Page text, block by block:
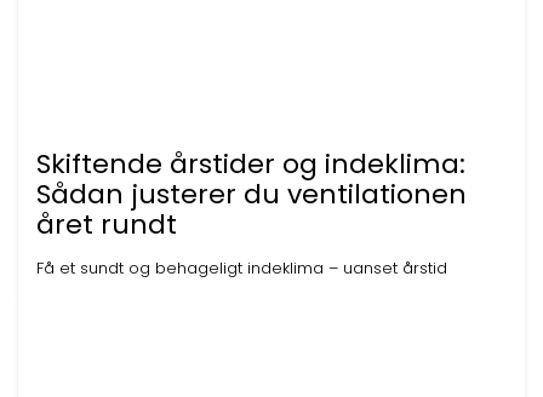
Skiftende årstider og indeklima:
Sådan justerer du ventilationen
året rundt
Få et sundt og behageligt indeklima – uanset årstid